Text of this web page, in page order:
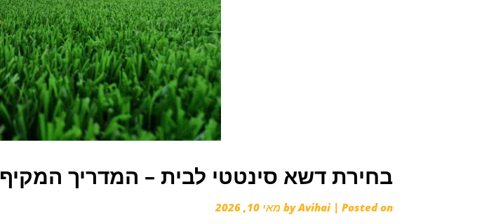
בחירת דשא סינטטי לבית – המדריך המקיף
byAvihai | Posted on מאי 10, 2026